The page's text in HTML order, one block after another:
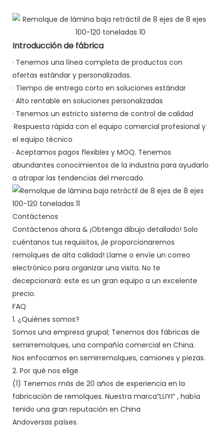
Introducción de fábrica
· Tenemos una línea completa de productos con
ofertas estándar y personalizadas.
· Tiempo de entrega corto en soluciones estándar
· Alto rentable en soluciones personalizadas
· Tenemos un estricto sistema de control de calidad
·Respuesta rápida con el equipo comercial profesional y
el equipo técnico
· Aceptamos pagos flexibles y MOQ. Tenemos
abundantes conocimientos de la industria para ayudarlo
a atrapar las tendencias del mercado.
Contáctenos
Contáctenos ahora & ¡Obtenga dibujo detallado! Solo
cuéntanos tus requisitos, ¡le proporcionaremos
remolques de alta calidad! Llame o envíe un correo
electrónico para organizar una visita. No te
decepcionará: este es un gran equipo a un excelente
precio.
FAQ
1. ¿Quiénes somos?
Somos una empresa grupal; Tenemos dos fábricas de
semirremolques, una compañía comercial en China.
Nos enfocamos en semirremolques, camiones y piezas.
2. Por qué nos elige
(1) Tenemos más de 20 años de experiencia en la
fabricación de remolques. Nuestra marca”LUYI” , había
tenido una gran reputación en China
Andoversas países.